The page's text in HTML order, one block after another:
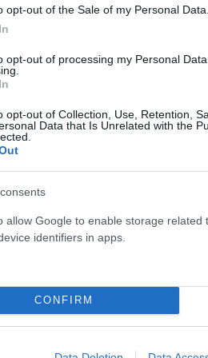
opt-out of the Sale of my Personal Data.
opt-out of processing my Personal
opt-out of Collection, Use, Retention,
Data that Is Unrelated with the
allow Google to enable storage related
identifiers in apps.
CONFIRM
Flash.grστην αναζήτηση της
που τραγούδησαν